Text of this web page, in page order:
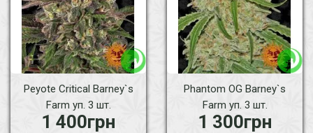
Peyote Critical Barney`s
Farm уп. 3 шт.
1 400грн
Phantom OG Barney`s
Farm уп. 3 шт.
1 300грн